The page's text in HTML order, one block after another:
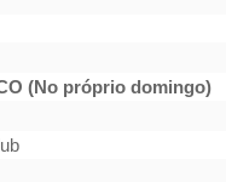
(No próprio domingo)